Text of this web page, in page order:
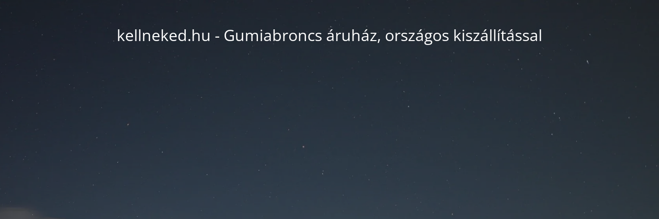
kellneked.hu - Gumiabroncs áruház, országos kiszállítással